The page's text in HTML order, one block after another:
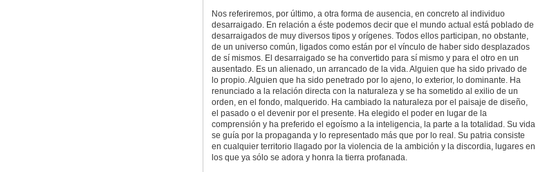
Nos referiremos, por último, a otra forma de ausencia, en concreto al individuo
desarraigado. En relación a éste podemos decir que el mundo actual está poblado de
desarraigados de muy diversos tipos y orígenes. Todos ellos participan, no obstante,
de un universo común, ligados como están por el vínculo de haber sido desplazados
de sí mismos. El desarraigado se ha convertido para sí mismo y para el otro en un
ausentado. Es un alienado, un arrancado de la vida. Alguien que ha sido privado de
lo propio. Alguien que ha sido penetrado por lo ajeno, lo exterior, lo dominante. Ha
renunciado a la relación directa con la naturaleza y se ha sometido al exilio de un
orden, en el fondo, malquerido. Ha cambiado la naturaleza por el paisaje de diseño,
el pasado o el devenir por el presente. Ha elegido el poder en lugar de la
comprensión y ha preferido el egoísmo a la inteligencia, la parte a la totalidad. Su vida
se guía por la propaganda y lo representado más que por lo real. Su patria consiste
en cualquier territorio llagado por la violencia de la ambición y la discordia, lugares en
los que ya sólo se adora y honra la tierra profanada.